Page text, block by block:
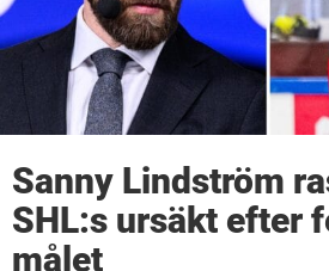
Sanny Lindström
SHL:s ursäkt efter
målet